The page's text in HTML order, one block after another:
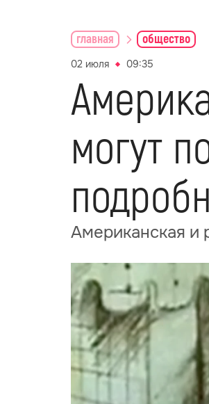
главная общество
02 июля 09:35
могут
Американская и